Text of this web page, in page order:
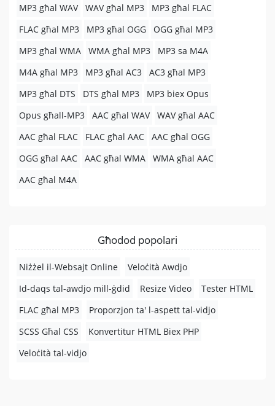
MP3 għal WAV
WAV għal MP3
MP3 għal FLAC
FLAC għal MP3
MP3 għal OGG
OGG għal MP3
MP3 għal WMA
WMA għal MP3
MP3 sa M4A
M4A għal MP3
MP3 għal AC3
AC3 għal MP3
MP3 għal DTS
DTS għal MP3
MP3 biex Opus
Opus għall-MP3
AAC għal WAV
WAV għal AAC
AAC għal FLAC
FLAC għal AAC
AAC għal OGG
OGG għal AAC
AAC għal WMA
WMA għal AAC
AAC għal M4A
Għodod popolari
Niżżel il-Websajt Online
Veloċità Awdjo
Id-daqs tal-awdjo mill-ġdid
Resize Video
Tester HTML
FLAC għal MP3
Proporzjon ta' l-aspett tal-vidjo
SCSS Għal CSS
Konvertitur HTML Biex PHP
Veloċità tal-vidjo